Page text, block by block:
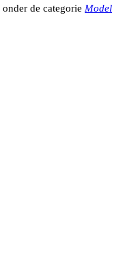
onder de categorie Model